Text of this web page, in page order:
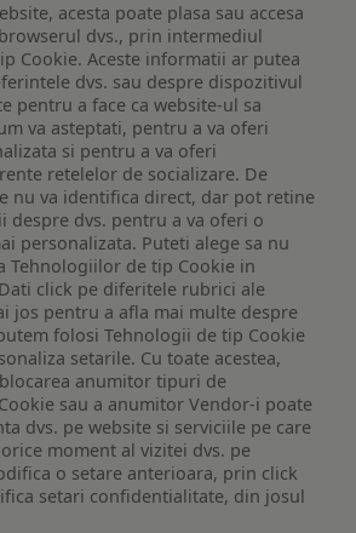
acesta poate plasa sau accesa
dvs., prin intermediul
Cookie. Aceste informatii ar putea
dvs. sau despre dispozitivul
pentru a face ca website-ul sa
va asteptati, pentru a va oferi
si pentru a va oferi
retelelor de socializare. De
nu va identifica direct, dar pot retine
despre dvs. pentru a va oferi o
personalizata. Puteti alege sa nu
Tehnologiilor de tip Cookie in
click pe diferitele rubrici ale
jos pentru a afla mai multe despre
folosi Tehnologii de tip Cookie
setarile. Cu toate acestea,
anumitor tipuri de
sau a anumitor Vendor-i poate
dvs. pe website si serviciile pe care
moment al vizitei dvs. pe
o setare anterioara, prin click
setari confidentialitate, din josul